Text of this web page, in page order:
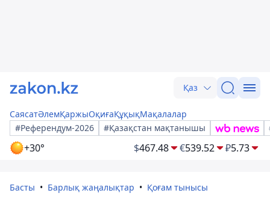
Қаз
СаясатӘлемҚаржыОқиғаҚұқықМақалалар
#Референдум-2026
#Қазақстан мақтанышы
+30° $467.48 €539.52 ₽5.73
Басты Барлық жаңалықтар Қоғам тынысы